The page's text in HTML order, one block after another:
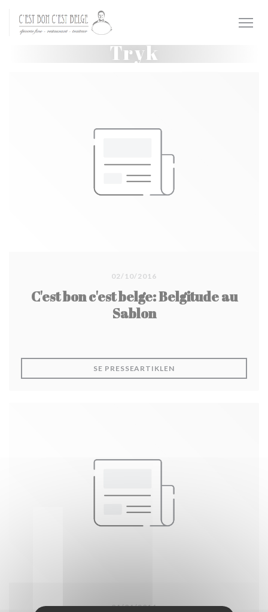
Tryk
02/10/2016
C'est bon c'est belge: Belgitude au
Sablon
SE PRESSEARTIKLEN((ÅBNER I ET NYT
04/04/2014